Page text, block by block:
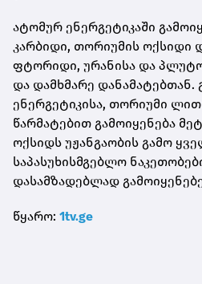
ატომურ ენერგეტიკაში
კარბიდი, თორიუმის ოქსიდი
ფტორიდი, ურანისა და
და დამხმარე დანამატებთან.
ენერგეტიკისა, თორიუმი
წარმატებით გამოიყენება
ოქსიდს უჟანგაობის გამო
საპასუხისმგებლო
დასამზადებლად
წყარო: 1tv.ge